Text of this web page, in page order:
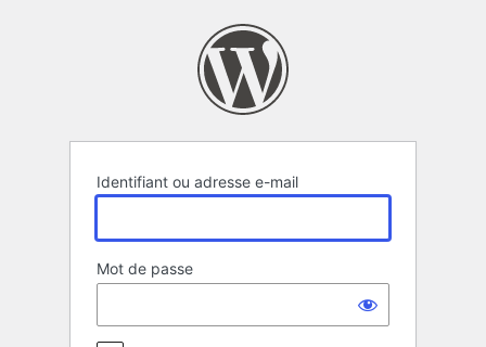
Identifiant ou adresse e-mail
Mot de passe